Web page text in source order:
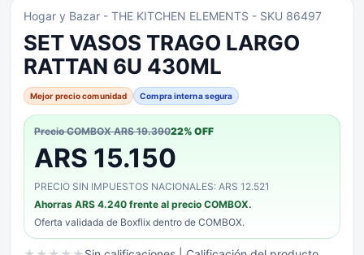
Hogar y Bazar - THE KITCHEN ELEMENTS - SKU 86497
SET VASOS TRAGO LARGO
RATTAN 6U 430ML
Mejor precio comunidad Compra interna segura
Precio COMBOXARS 19.39022% OFF
ARS 15.150
PRECIO SIN IMPUESTOS NACIONALES: ARS 12.521
Ahorras ARS 4.240 frente al precio COMBOX.
Oferta validada de Boxflix dentro de COMBOX.